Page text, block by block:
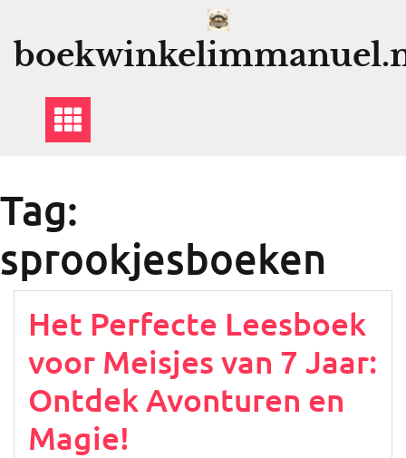
Tag:
sprookjesboeken
Het Perfecte Leesboek
voor Meisjes van 7 Jaar:
Ontdek Avonturen en
Magie!